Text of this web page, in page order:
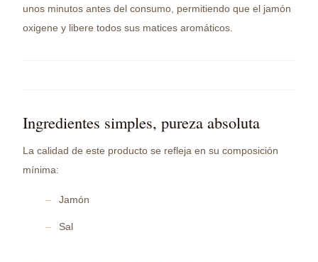
unos minutos antes del consumo, permitiendo que el jamón
oxigene y libere todos sus matices aromáticos.
Ingredientes simples, pureza absoluta
La calidad de este producto se refleja en su composición
mínima:
Jamón
Sal